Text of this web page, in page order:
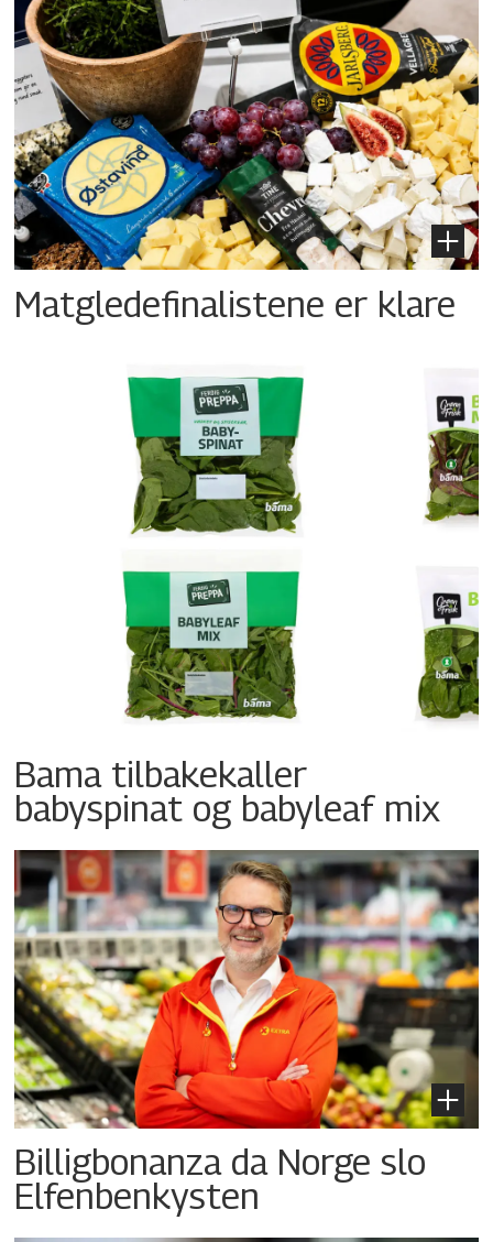
Matgledefinalistene er klare
Bama tilbakekaller
babyspinat og babyleaf mix
Billigbonanza da Norge slo
Elfenbenkysten